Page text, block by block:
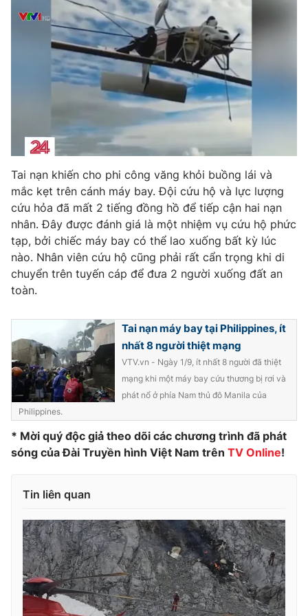
Photo Infographic
Shorts video
VTV Thể thao
VTV Sức khoẻ
Thị trường 24h Tấm lòng Việt
VTV4 Vươn mình bằng AI
VTV9 VTV8
THỜI BÁO VTV
Theo dõi báo trên
Cơ quan báo chí:
Giấy phép hoạt động báo in và báo điện tử số 483/GP-BTTTT
cấp ngày 29/12/2023
Tổng Biên tập:Vũ Thanh Thủy
Phó Tổng Biên tập:Nguyễn Thị Mỹ Hạnh, Phạm Quốc Thắng,
Nguyễn Trọng Ninh
Tổng đài VTV:024.38 355 931 - 024.38 355 932
Tai nạn khiến cho phi công văng khỏi buồng lái và
mắc kẹt trên cánh máy bay. Đội cứu hộ và lực lượng
cứu hỏa đã mất 2 tiếng đồng hồ để tiếp cận hai nạn
nhân. Đây được đánh giá là một nhiệm vụ cứu hộ phức
tạp, bởi chiếc máy bay có thể lao xuống bất kỳ lúc
nào. Nhân viên cứu hộ cũng phải rất cẩn trọng khi di
chuyển trên tuyến cáp để đưa 2 người xuống đất an
toàn.
Tai nạn máy bay tại Philippines, ít
nhất 8 người thiệt mạng
VTV.vn - Ngày 1/9, ít nhất 8 người đã thiệt
mạng khi một máy bay cứu thương bị rơi và
phát nổ ở phía Nam thủ đô Manila của
Philippines.
* Mời quý độc giả theo dõi các chương trình đã phát
sóng của Đài Truyền hình Việt Nam trên TV Online!
Tin liên quan